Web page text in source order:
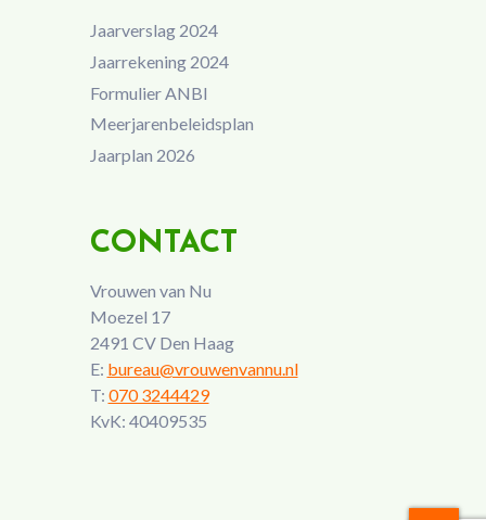
Jaarverslag 2024
Jaarrekening 2024
Formulier ANBI
Meerjarenbeleidsplan
Jaarplan 2026
CONTACT
Vrouwen van Nu
Moezel 17
2491 CV Den Haag
E: bureau@vrouwenvannu.nl
T: 070 3244429
KvK: 40409535